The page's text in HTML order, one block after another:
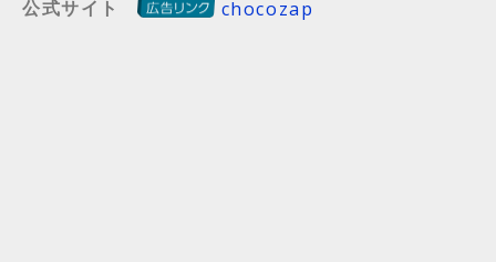
公式サイト
chocozap